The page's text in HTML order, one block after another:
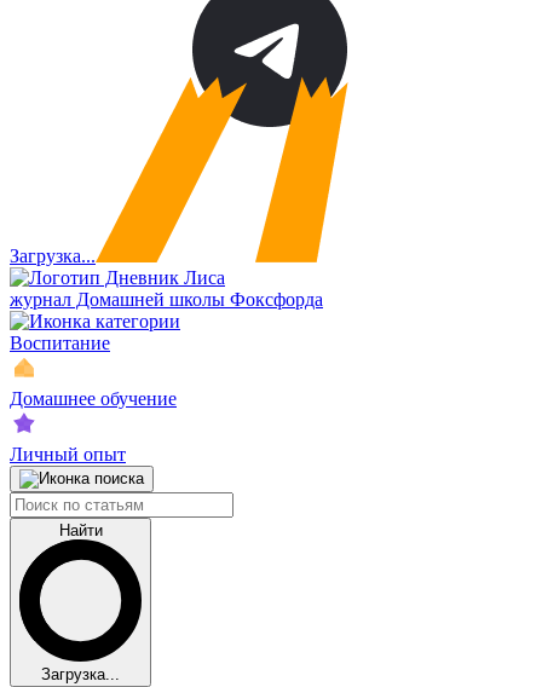
Загрузка...
журнал Домашней школы Фоксфорда
Воспитание
Домашнее обучение
Личный опыт
Найти
Загрузка...